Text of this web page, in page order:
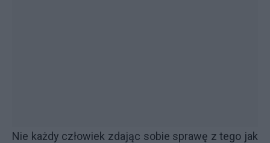
Nie każdy człowiek zdając sobie sprawę z tego jak